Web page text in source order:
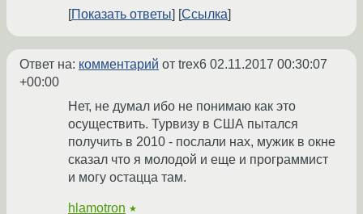
Показать ответы
Ссылка
Ответ на: комментарий от trex6 02.11.2017 00:30:07
+00:00
Нет, не думал ибо не понимаю как это
осуществить. Турвизу в США пытался
получить в 2010 - послали нах, мужик в окне
сказал что я молодой и еще и программист
и могу остацца там.
hlamotron ★